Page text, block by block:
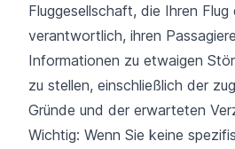
Fluggesellschaft, die Ihren
verantwortlich, ihren
Informationen zu etwaigen
zu stellen, einschließlich der
Gründe und der erwarteten
Wichtig: Wenn Sie keine